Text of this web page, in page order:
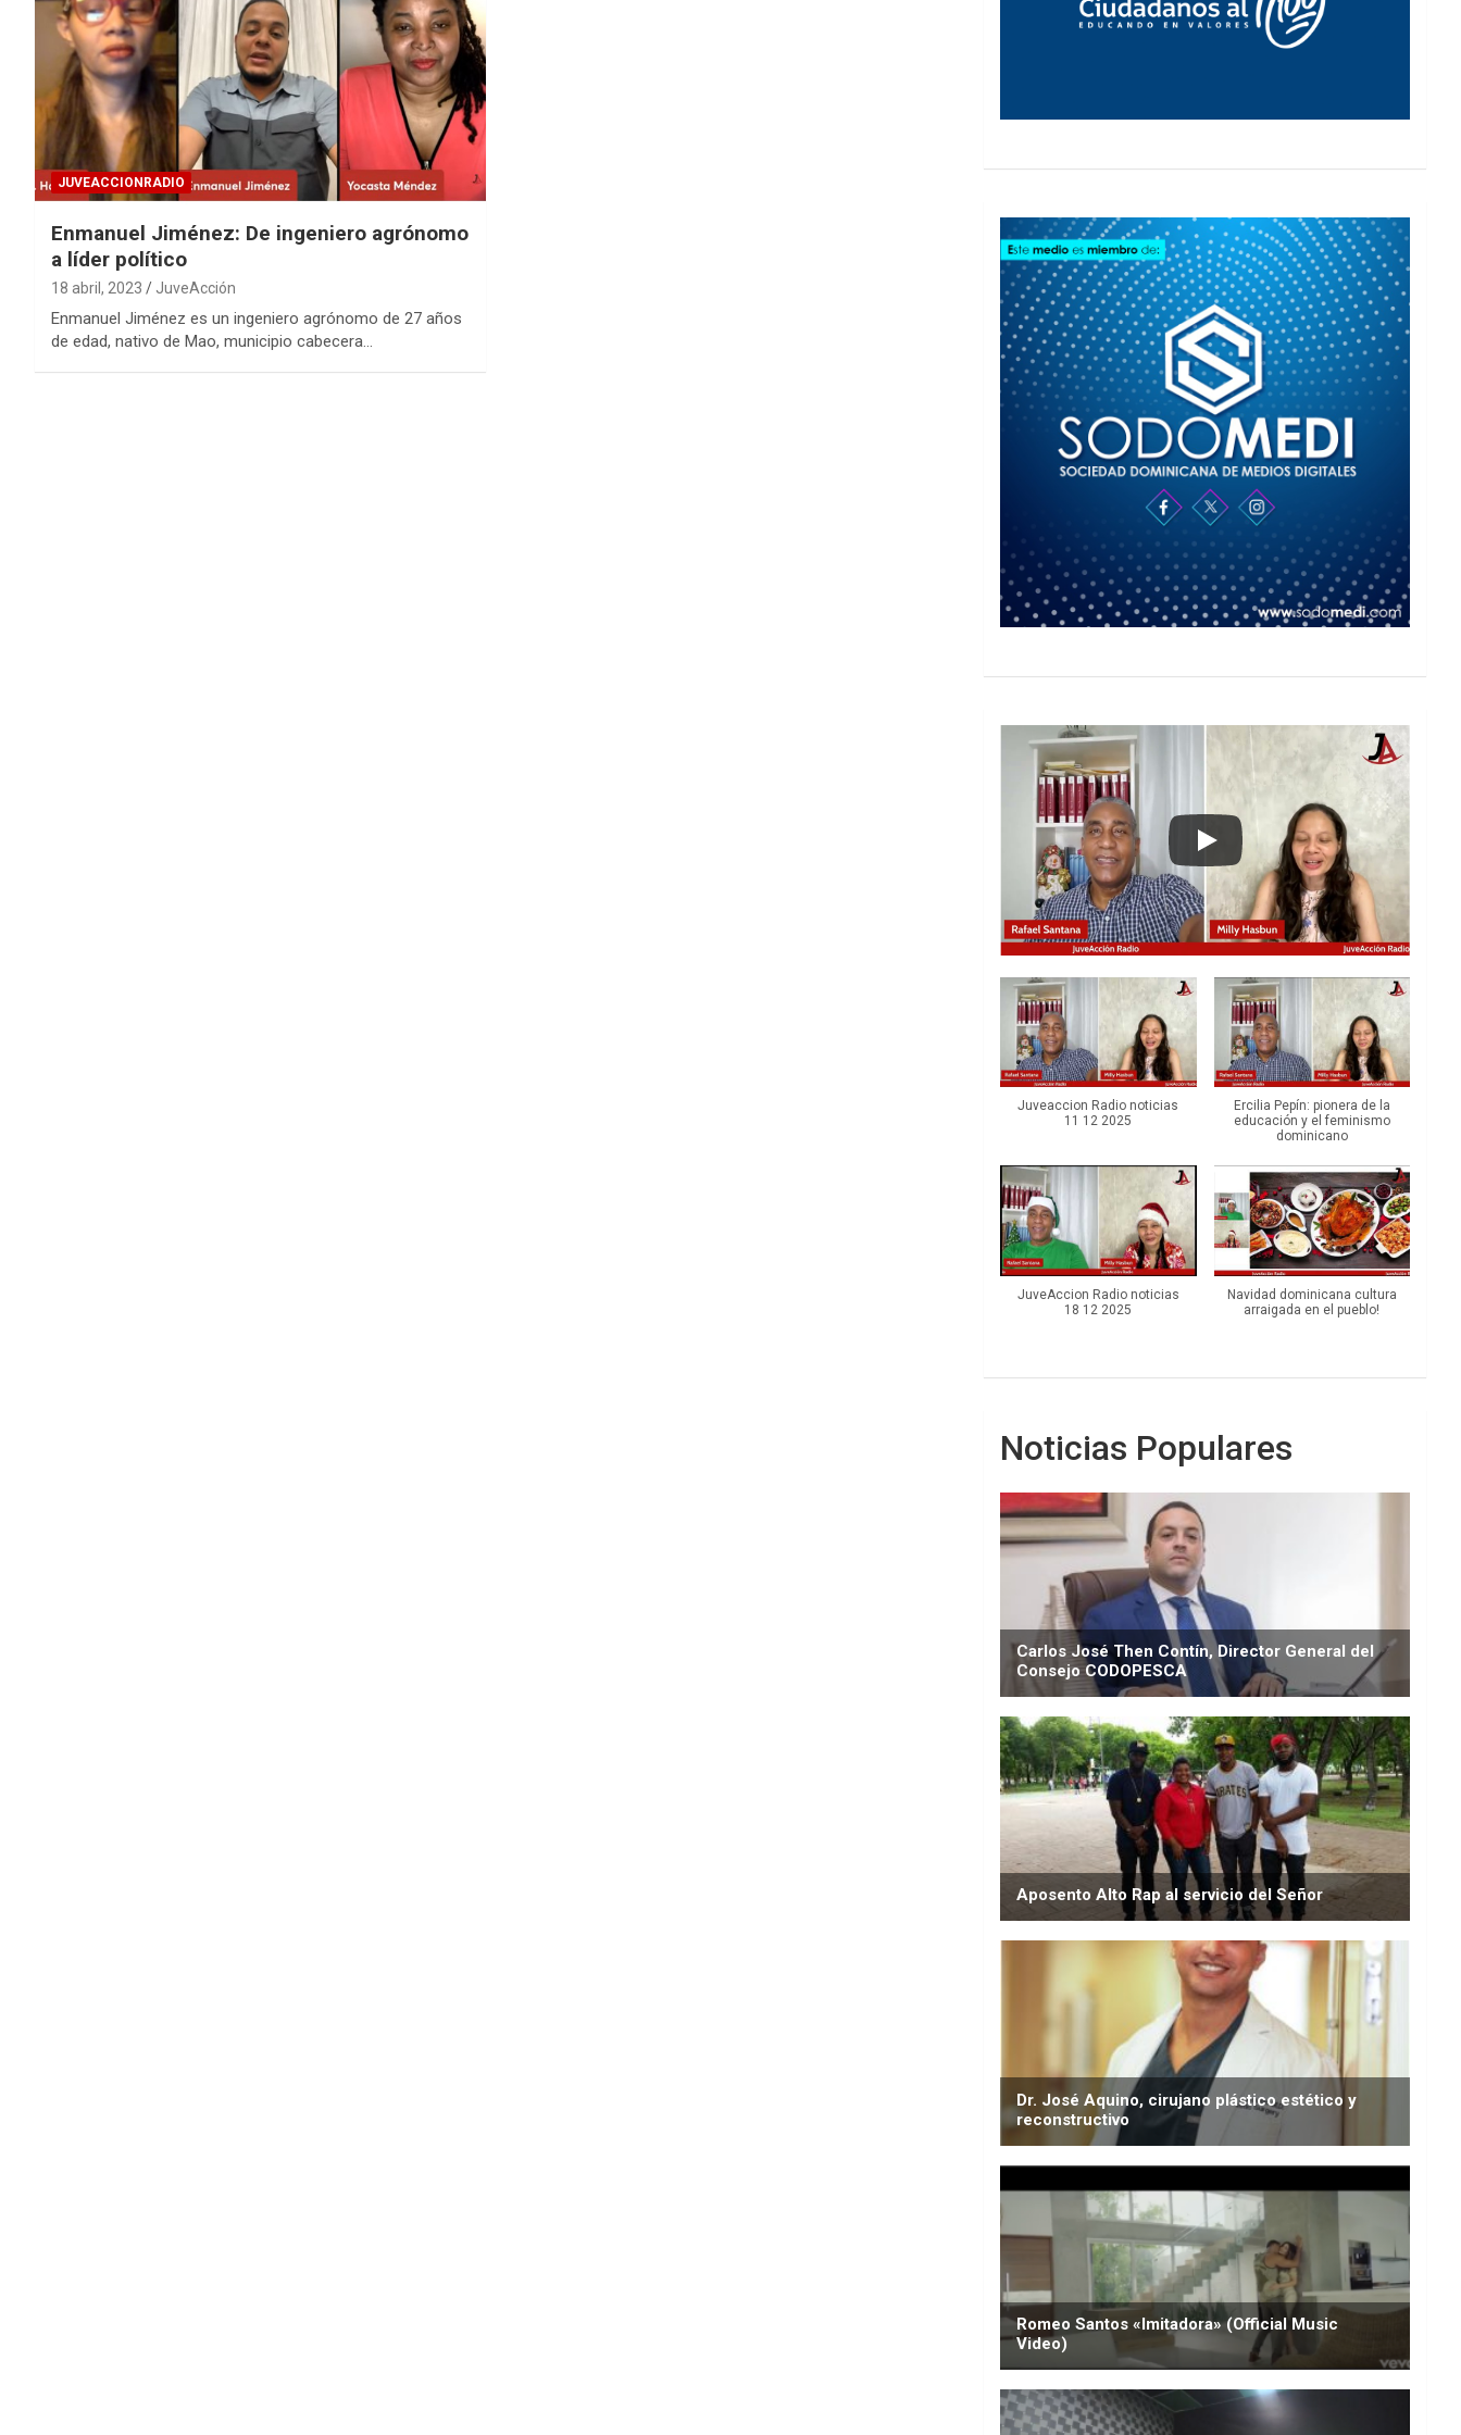
JUVEACCIONRADIO
Enmanuel Jiménez: De ingeniero agrónomo
a líder político
18 abril, 2023 JuveAcción
Enmanuel Jiménez es un ingeniero agrónomo de 27 años
de edad, nativo de Mao, municipio cabecera…
Juveaccion Radio noticias
11 12 2025
Ercilia Pepín: pionera de la
educación y el feminismo
dominicano
JuveAccion Radio noticias
18 12 2025
Navidad dominicana cultura
arraigada en el pueblo!
Noticias Populares